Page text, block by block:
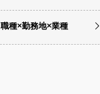
職種×勤務地×業種